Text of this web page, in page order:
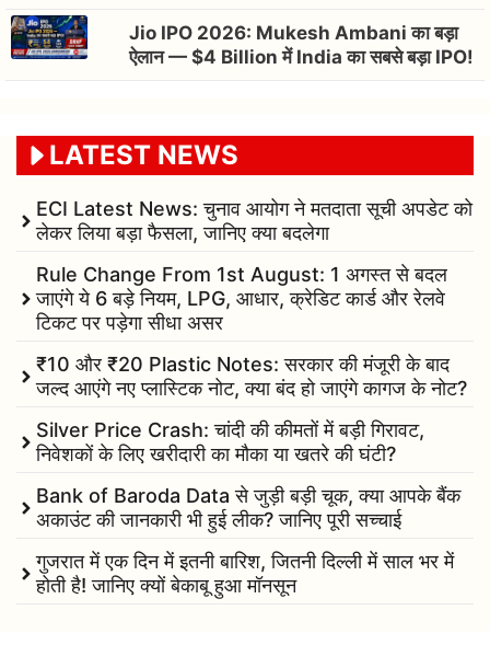
Jio IPO 2026: Mukesh Ambani का बड़ा
ऐलान — $4 Billion में India का सबसे बड़ा IPO!
LATEST NEWS
ECI Latest News: चुनाव आयोग ने मतदाता सूची अपडेट को
लेकर लिया बड़ा फैसला, जानिए क्या बदलेगा
Rule Change From 1st August: 1 अगस्त से बदल
जाएंगे ये 6 बड़े नियम, LPG, आधार, क्रेडिट कार्ड और रेलवे
टिकट पर पड़ेगा सीधा असर
₹10 और ₹20 Plastic Notes: सरकार की मंजूरी के बाद
जल्द आएंगे नए प्लास्टिक नोट, क्या बंद हो जाएंगे कागज के नोट?
Silver Price Crash: चांदी की कीमतों में बड़ी गिरावट,
निवेशकों के लिए खरीदारी का मौका या खतरे की घंटी?
Bank of Baroda Data से जुड़ी बड़ी चूक, क्या आपके बैंक
अकाउंट की जानकारी भी हुई लीक? जानिए पूरी सच्चाई
गुजरात में एक दिन में इतनी बारिश, जितनी दिल्ली में साल भर में
होती है! जानिए क्यों बेकाबू हुआ मॉनसून